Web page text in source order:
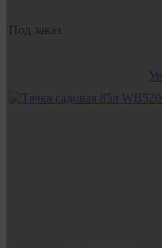
Под заказ